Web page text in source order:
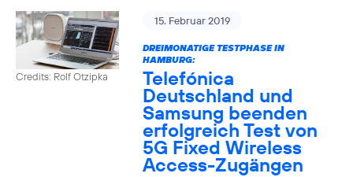
Credits: Rolf Otzipka
15. Februar 2019
DREIMONATIGE TESTPHASE IN
HAMBURG:
Telefónica
Deutschland und
Samsung beenden
erfolgreich Test von
5G Fixed Wireless
Access-Zugängen